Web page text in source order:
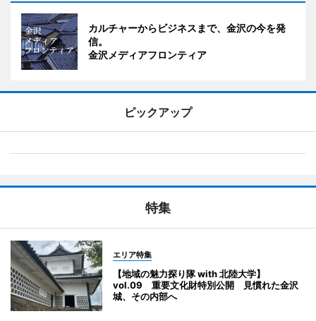
カルチャーからビジネスまで、金沢の今を発
信。
金沢メディアフロンティア
ピックアップ
特集
エリア特集
【地域の魅力探り隊 with 北陸大学】
vol.09 重要文化財特別公開 見慣れた金沢
城、その内部へ